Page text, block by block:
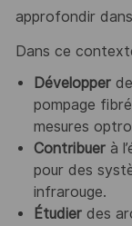
approfondir
Dans ce
Développer
pompage
mesures
Contribuerà
pour des
infrarouge.
Étudierdes